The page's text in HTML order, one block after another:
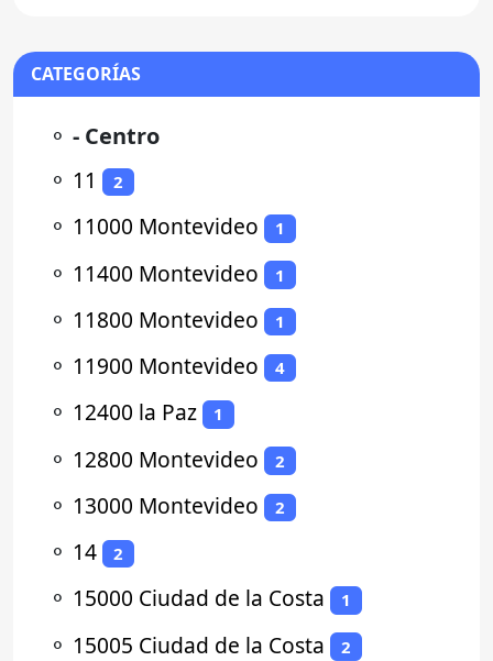
CATEGORÍAS
⚬ - Centro
⚬ 11 2
⚬ 11000 Montevideo 1
⚬ 11400 Montevideo 1
⚬ 11800 Montevideo 1
⚬ 11900 Montevideo 4
⚬ 12400 la Paz 1
⚬ 12800 Montevideo 2
⚬ 13000 Montevideo 2
⚬ 14 2
⚬ 15000 Ciudad de la Costa 1
⚬ 15005 Ciudad de la Costa 2